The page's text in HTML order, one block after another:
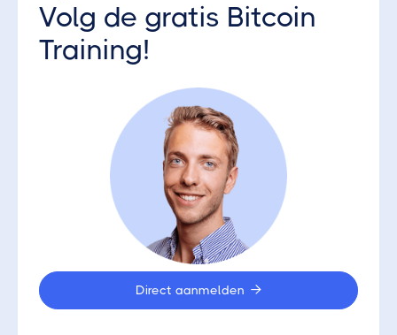
Volg de gratis Bitcoin
Training!
Direct aanmelden 